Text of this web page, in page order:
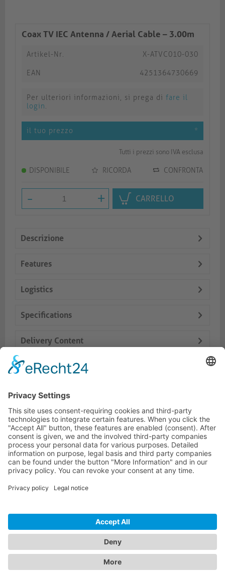
Coax TV IEC Antenna / Aerial Cable – 3.00m
Artikel-Nr. X-ATVC010-030
EAN 4251364730669
Per ulteriori informazioni, si prega di fare il
login.
il tuo prezzo *
Tutti i prezzi sono IVA esclusa
DISPONIBILE RICORDA CONFRONTA
- + CARRELLO
Descrizione
Features
Logistics
Specifications
Delivery Content
Dokumente
Prodotti simili
ONEAV HOTLINE
ONEAV.EU
NEWSLETTER